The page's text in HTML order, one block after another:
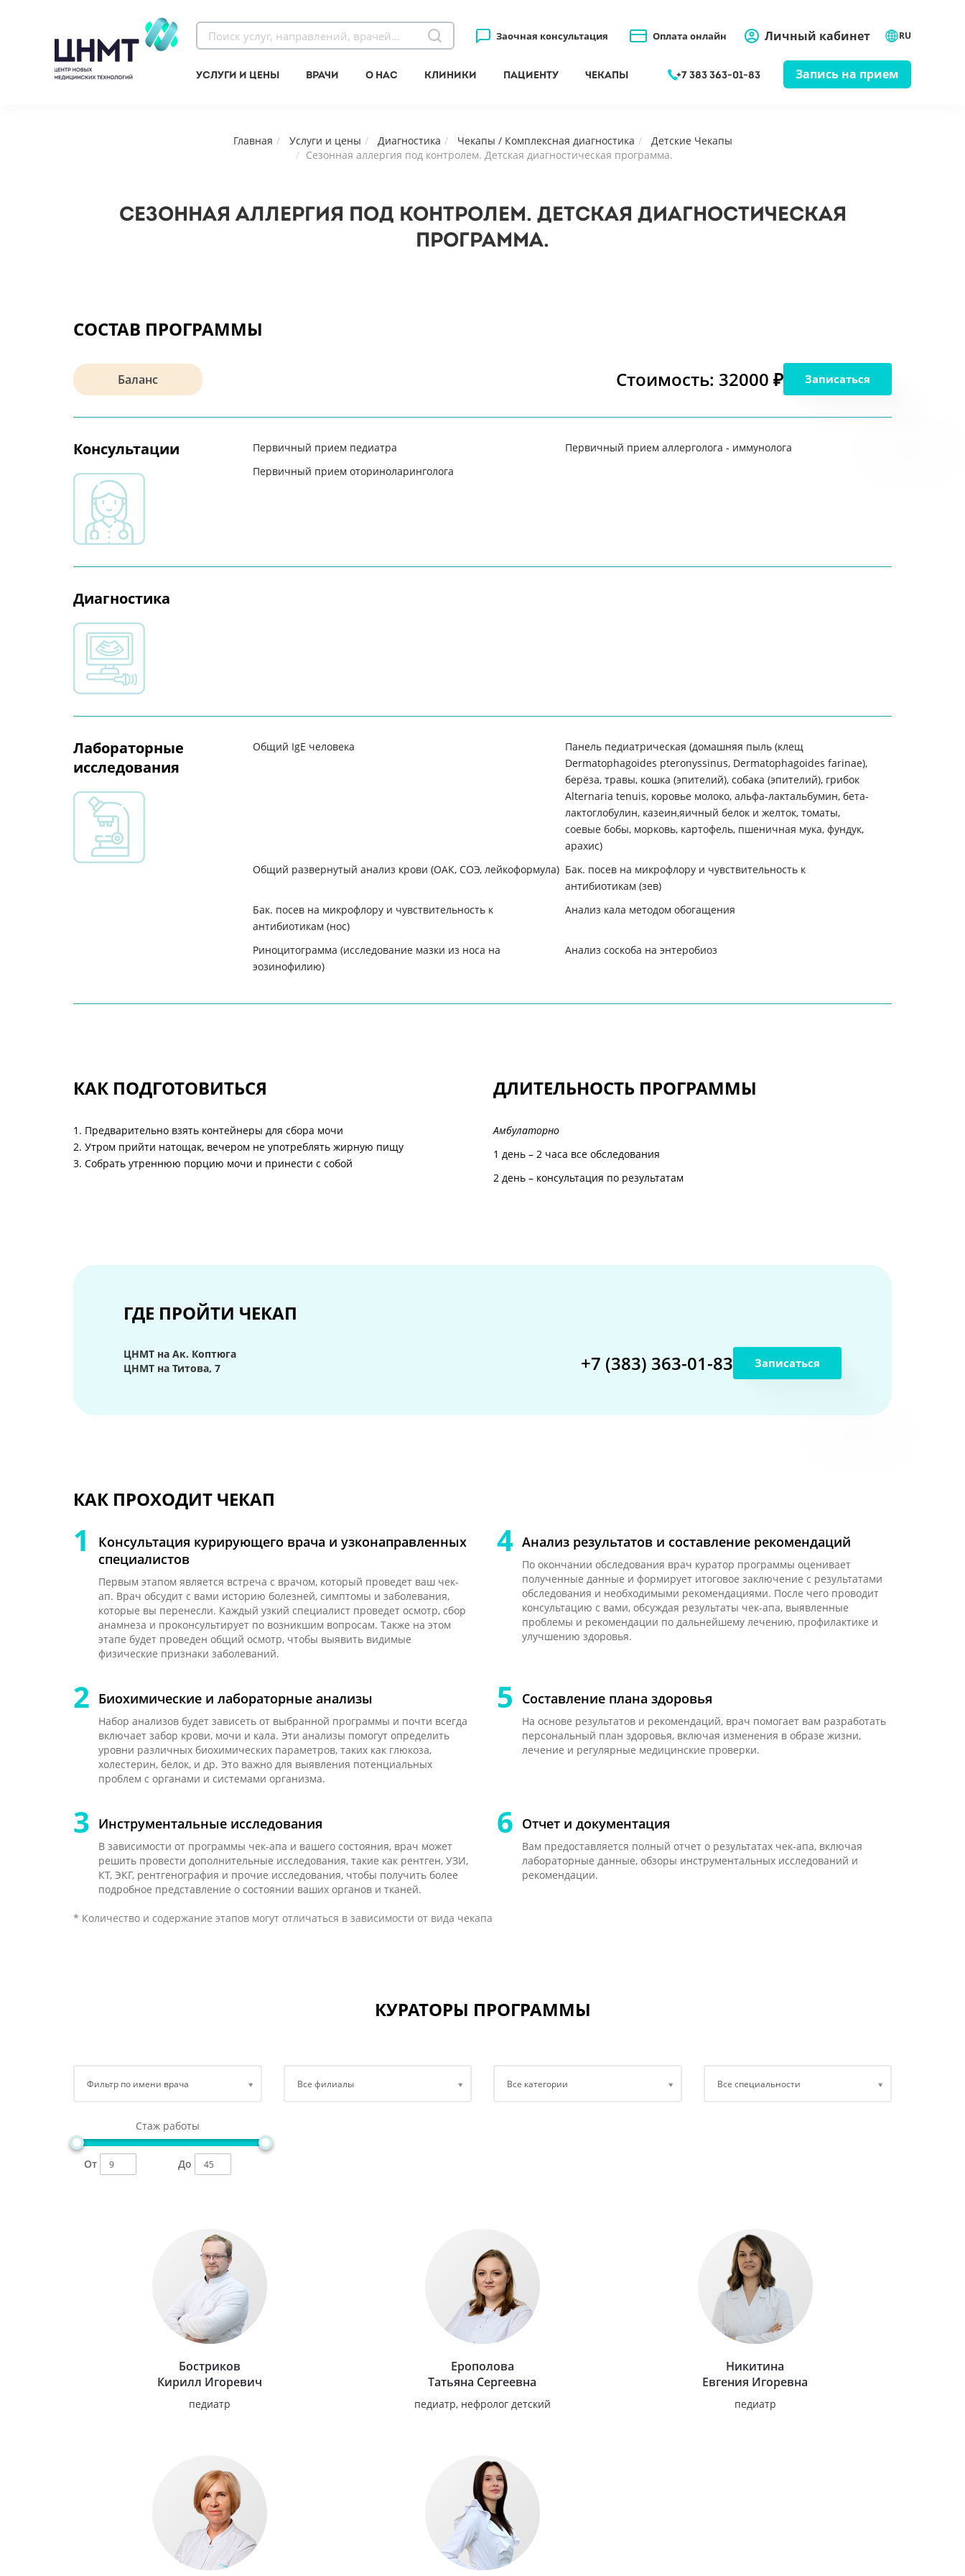
Заочная консультация Оплата онлайн Личный кабинет RU
Услуги и цены Врачи О нас Клиники Пациенту Чекапы +7 383 363-01-83 Запись на прием
Главная Услуги и цены Диагностика Чекапы / Комплексная диагностика
Детские Чекапы
Сезонная аллергия под контролем. Детская диагностическая программа.
СЕЗОННАЯ АЛЛЕРГИЯ ПОД КОНТРОЛЕМ. ДЕТСКАЯ ДИАГНОСТИЧЕСКАЯ
ПРОГРАММА.
СОСТАВ ПРОГРАММЫ
Баланс Стоимость: 32000 ₽ Записаться
Консультации Первичный прием педиатра
Первичный прием аллерголога - иммунолога
Первичный прием оториноларинголога
Диагностика
Лабораторные
исследования
Общий IgE человека
Панель педиатрическая (домашняя пыль (клещ
Dermatophagoides pteronyssinus, Dermatophagoides farinae),
берёза, травы, кошка (эпителий), собака (эпителий), грибок
Alternaria tenuis, коровье молоко, альфа-лактальбумин, бета-
лактоглобулин, казеин,яичный белок и желток, томаты,
соевые бобы, морковь, картофель, пшеничная мука, фундук,
арахис)
Общий развернутый анализ крови (ОАК, СОЭ, лейкоформула) Бак. посев на микрофлору и чувcтвительность к
антибиотикам (зев)
Бак. посев на микрофлору и чувcтвительность к
антибиотикам (нос)
Анализ кала методом обогащения
Риноцитограмма (исследование мазки из носа на
эозинофилию)
Анализ соскоба на энтеробиоз
КАК ПОДГОТОВИТЬСЯ
1. Предварительно взять контейнеры для сбора мочи
2. Утром прийти натощак, вечером не употреблять жирную пищу
3. Собрать утреннюю порцию мочи и принести с собой
ДЛИТЕЛЬНОСТЬ ПРОГРАММЫ
Амбулаторно
1 день – 2 часа все обследования
2 день – консультация по результатам
ГДЕ ПРОЙТИ ЧЕКАП
ЦНМТ на Ак. Коптюга
ЦНМТ на Титова, 7
+7 (383) 363-01-83 Записаться
КАК ПРОХОДИТ ЧЕКАП
Консультация курирующего врача и узконаправленных
специалистов
Первым этапом является встреча с врачом, который проведет ваш чек-
ап. Врач обсудит с вами историю болезней, симптомы и заболевания,
которые вы перенесли. Каждый узкий специалист проведет осмотр, сбор
анамнеза и проконсультирует по возникшим вопросам. Также на этом
этапе будет проведен общий осмотр, чтобы выявить видимые
физические признаки заболеваний.
Биохимические и лабораторные анализы
Набор анализов будет зависеть от выбранной программы и почти всегда
включает забор крови, мочи и кала. Эти анализы помогут определить
уровни различных биохимических параметров, таких как глюкоза,
холестерин, белок, и др. Это важно для выявления потенциальных
проблем с органами и системами организма.
Инструментальные исследования
В зависимости от программы чек-апа и вашего состояния, врач может
решить провести дополнительные исследования, такие как рентген, УЗИ,
КТ, ЭКГ, рентгенография и прочие исследования, чтобы получить более
подробное представление о состоянии ваших органов и тканей.
Анализ результатов и составление рекомендаций
По окончании обследования врач куратор программы оценивает
полученные данные и формирует итоговое заключение с результатами
обследования и необходимыми рекомендациями. После чего проводит
консультацию с вами, обсуждая результаты чек-апа, выявленные
проблемы и рекомендации по дальнейшему лечению, профилактике и
улучшению здоровья.
Составление плана здоровья
На основе результатов и рекомендаций, врач помогает вам разработать
персональный план здоровья, включая изменения в образе жизни,
лечение и регулярные медицинские проверки.
Отчет и документация
Вам предоставляется полный отчет о результатах чек-апа, включая
лабораторные данные, обзоры инструментальных исследований и
рекомендации.
* Количество и содержание этапов могут отличаться в зависимости от вида чекапа
КУРАТОРЫ ПРОГРАММЫ
Фильтр по имени врача Все филиалы Все категории Все специальности
Стаж работы
От До
Бостриков
Кирилл Игоревич
педиатр
Ерополова
Татьяна Сергеевна
педиатр, нефролог детский
Никитина
Евгения Игоревна
педиатр